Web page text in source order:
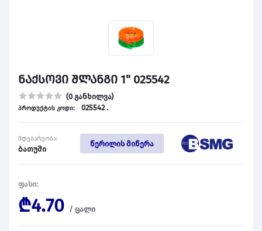
ნაქსოვი შლანგი 1" 025542
(0 განხილვა)
პროდუქტის კოდი: 025542 .
მდებარეობა:
ბათუმი
წერილის მიწერა
ფასი:
₾4.70 / ცალი